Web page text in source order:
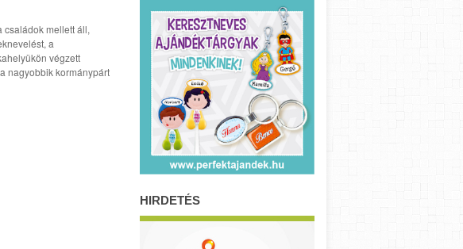
családok mellett áll,
a
végzett
nagyobbik kormánypárt
HIRDETÉS